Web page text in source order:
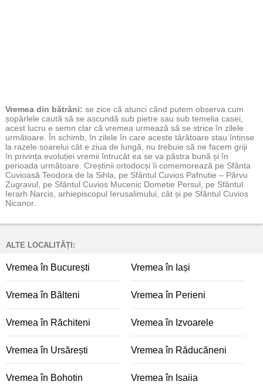
Vremea din bătrâni: se zice că atunci când putem observa cum
șopârlele caută să se ascundă sub pietre sau sub temelia casei,
acest lucru e semn clar că vremea urmează să se strice în zilele
următoare. În schimb, în zilele în care aceste târâtoare stau întinse
la razele soarelui cât e ziua de lungă, nu trebuie să ne facem griji
în privința evoluției vremii întrucât ea se va păstra bună și în
perioada următoare. Creștinii ortodocși îi comemorează pe Sfânta
Cuvioasă Teodora de la Sihla, pe Sfântul Cuvios Pafnutie – Pârvu
Zugravul, pe Sfântul Cuvios Mucenic Dometie Persul, pe Sfântul
Ierarh Narcis, arhiepiscopul Ierusalimului, cât și pe Sfântul Cuvios
Nicanor.
ALTE LOCALITĂȚI:
Vremea în București Vremea în Iași
Vremea în Bălteni Vremea în Perieni
Vremea în Răchiteni Vremea în Izvoarele
Vremea în Ursărești Vremea în Răducăneni
Vremea în Bohotin Vremea în Isaiia